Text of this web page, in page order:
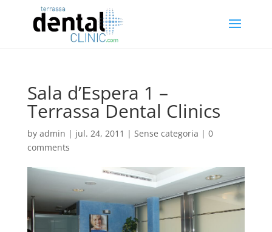
Sala d’Espera 1 –
Terrassa Dental Clinics
by admin | jul. 24, 2011 | Sense categoria | 0
comments